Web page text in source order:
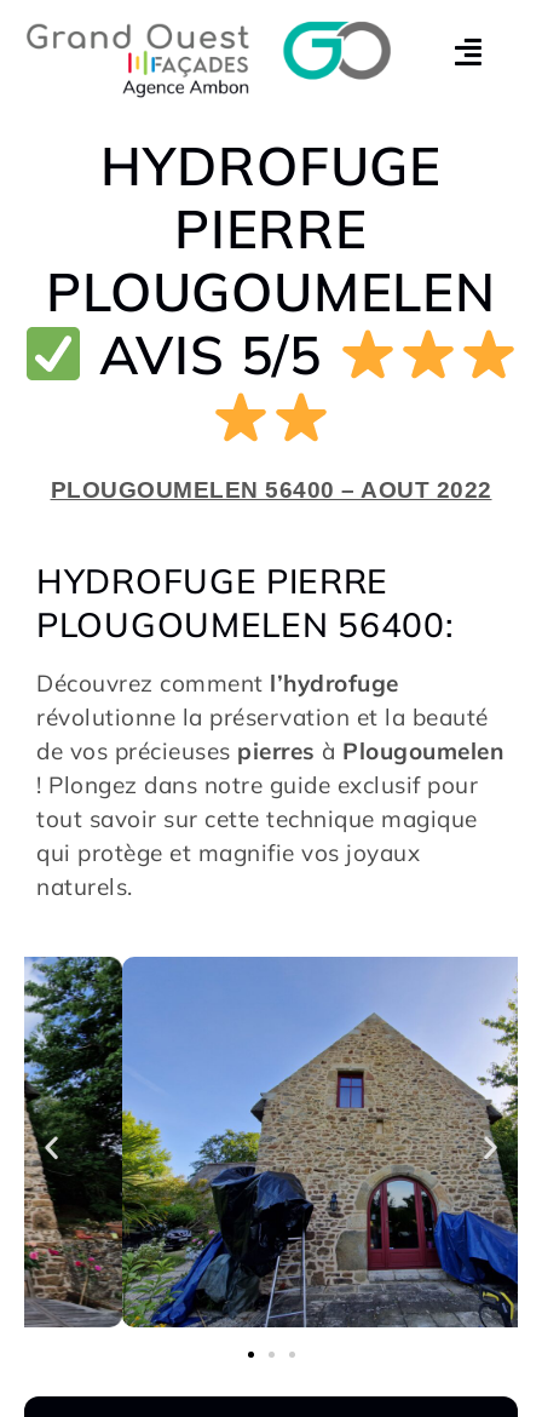
HYDROFUGE
PIERRE
PLOUGOUMELEN
AVIS 5/5
PLOUGOUMELEN 56400 – AOUT 2022
HYDROFUGE PIERRE
PLOUGOUMELEN 56400:
Découvrez comment l’hydrofuge
révolutionne la préservation et la beauté
de vos précieuses pierres à Plougoumelen
! Plongez dans notre guide exclusif pour
tout savoir sur cette technique magique
qui protège et magnifie vos joyaux
naturels.